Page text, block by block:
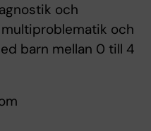
och
och
barn mellan 0 till 4